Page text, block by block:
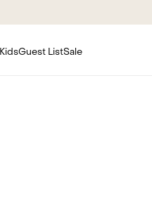
KidsGuest ListSale